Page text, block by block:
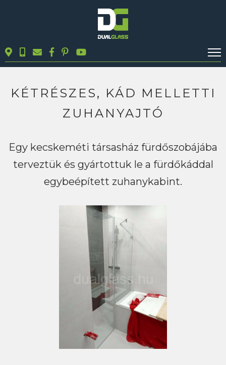
TERMÉKEK
KAPCSOLAT
KÉTRÉSZES, KÁD MELLETTI
ZUHANYAJTÓ
Egy kecskeméti társasház fürdőszobájába
terveztük és gyártottuk le a fürdőkáddal
egybeépített zuhanykabint.